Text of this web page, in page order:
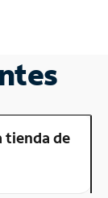
tienda de